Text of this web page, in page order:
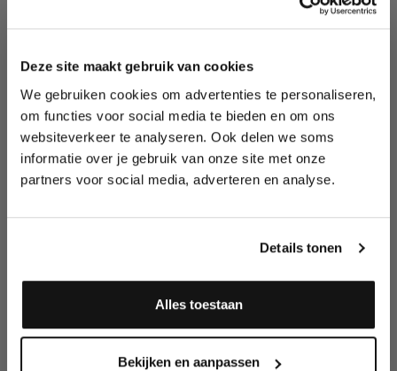
Deze site maakt gebruik van cookies
We gebruiken cookies om advertenties te personaliseren,
om functies voor social media te bieden en om ons
websiteverkeer te analyseren. Ook delen we soms
informatie over je gebruik van onze site met onze
partners voor social media, adverteren en analyse.
Details tonen
Alles toestaan
Bekijken en aanpassen
Productgalerij overslaan
Heb je onze andere
TattooPro Stencils al
10% korting?
Lees als eerste over nieuwe producten,
tutorials, aanbiedingen, evenementen,
wedstrijden en meer.
Meld je aan en ontvang direct
Ja, ik meld me aan